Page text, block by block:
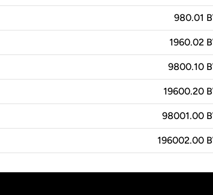
980.01
1960.02
9800.10
19600.20
98001.00
196002.00